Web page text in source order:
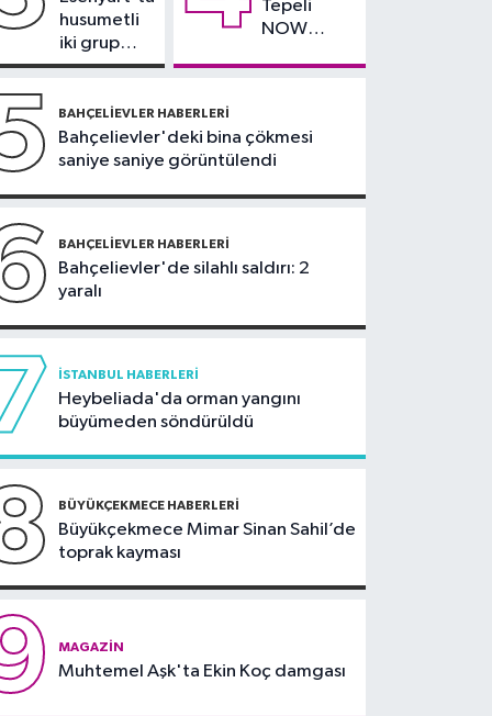
tıkanıklıklarında yeni
kayıpları önleniyor'
husumetli
iki grup
arasında
kavga
Tepeli
NOW
BAHÇELIEVLER HABERLERI
Bahçelievler'deki bina çökmesi
saniye saniye görüntülendi
BAHÇELIEVLER HABERLERI
Bahçelievler'de silahlı saldırı: 2
yaralı
İSTANBUL HABERLERI
Heybeliada'da orman yangını
büyümeden söndürüldü
BÜYÜKÇEKMECE HABERLERI
Büyükçekmece Mimar Sinan Sahil’de
toprak kayması
MAGAZIN
Muhtemel Aşk'ta Ekin Koç damgası